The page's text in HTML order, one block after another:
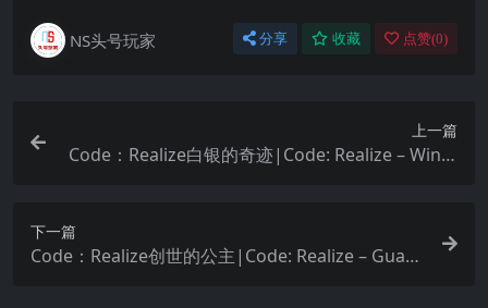
NS头号玩家 分享 收藏 点赞(0)
上一篇
Code：Realize白银的奇迹|Code: Realize – Winte
下一篇
Code：Realize创世的公主|Code: Realize – Guard